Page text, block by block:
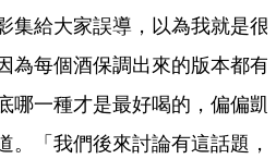
集給大家誤導，以為我就是很
為每個酒保調出來的版本都有
哪一種才是最好喝的，偏偏凱
。「我們後來討論有這話題，